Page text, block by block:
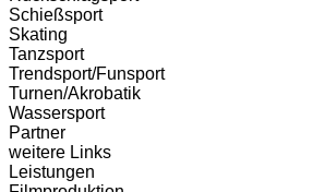
Schießsport
Skating
Tanzsport
Trendsport/Funsport
Turnen/Akrobatik
Wassersport
Partner
weitere Links
Leistungen